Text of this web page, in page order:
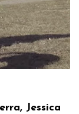
Jessica